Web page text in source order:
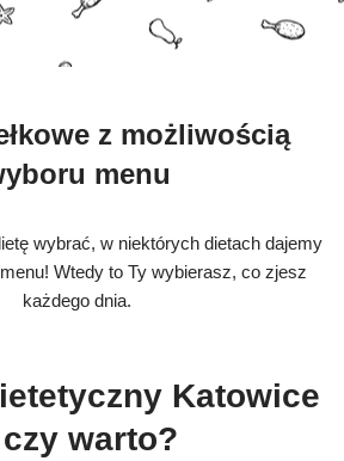
z możliwością
menu
wybrać, w niektórych dietach dajemy
Wtedy to Ty wybierasz, co zjesz
każdego dnia.
Katowice
warto?